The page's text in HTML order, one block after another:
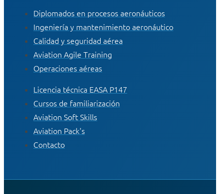
Diplomados en procesos aeronáuticos
Ingeniería y mantenimiento aeronáutico
Calidad y seguridad aérea
Aviation Agile Training
Operaciones aéreas
Licencia técnica EASA P147
Cursos de familiarización
Aviation Soft Skills
Aviation Pack's
Contacto